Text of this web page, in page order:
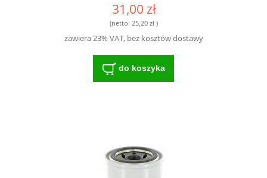
31,00 zł
(netto: 25,20 zł)
zawiera 23% VAT, bez kosztów dostawy
do koszyka